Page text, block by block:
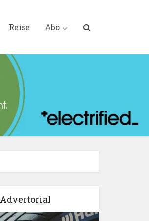
Reise Abo
Advertorial